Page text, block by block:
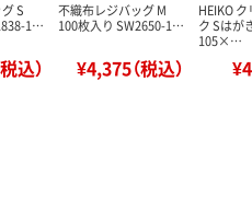
S
1…
込）
不織布レジバッグ M
100枚入り SW2650-1…
¥4,375（税込）
HEIKO
ク Sはが
105×…